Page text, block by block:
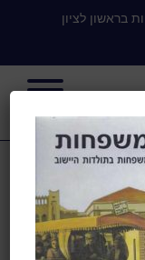
בראשון לציון